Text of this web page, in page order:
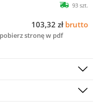
93 szt.
103,32 zł brutto
pobierz stronę w pdf